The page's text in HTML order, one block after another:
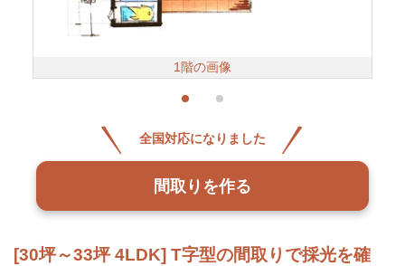
[30坪～33坪 4LDK] T字型の間取りで採光を確
1階の画像
全国対応になりました
間取りを作る